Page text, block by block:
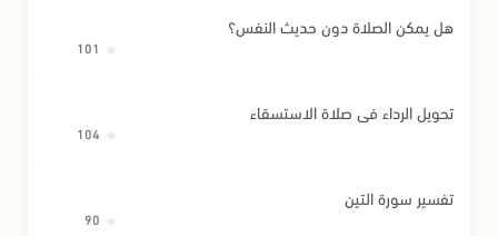
هل يمكن الصلاة دون حديث النفس؟
تحويل الرداء في صلاة الاستسقاء
تفسير سورة التين